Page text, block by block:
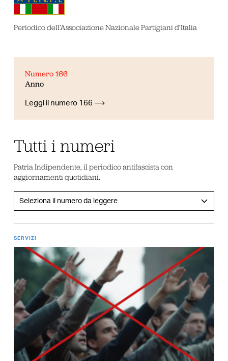
Periodico dell’Associazione Nazionale Partigiani d’Italia
Numero 166
Anno
Leggi il numero 166
Tutti i numeri
Patria Indipendente, il periodico antifascista con
aggiornamenti quotidiani.
SERVIZI